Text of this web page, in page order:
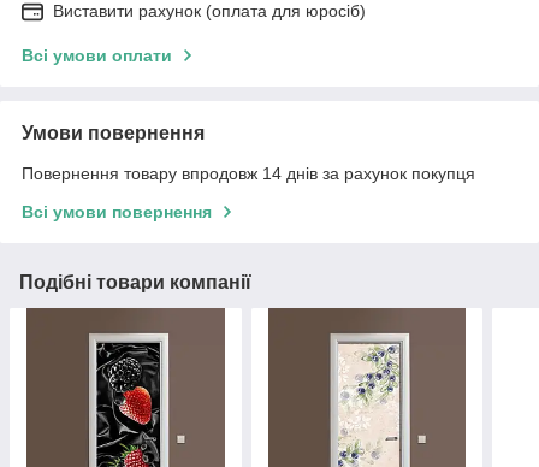
Виставити рахунок (оплата для юросіб)
Всі умови оплати
Умови повернення
Повернення товару впродовж 14 днів за рахунок покупця
Всі умови повернення
Подібні товари компанії